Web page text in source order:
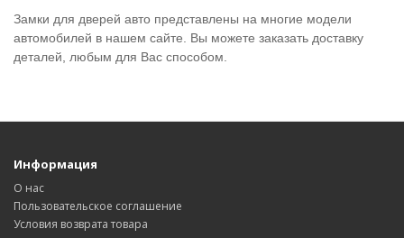
Замки для дверей авто представлены на многие модели
автомобилей в нашем сайте. Вы можете заказать доставку
деталей, любым для Вас способом.
Информация
О нас
Пользовательское соглашение
Условия возврата товара